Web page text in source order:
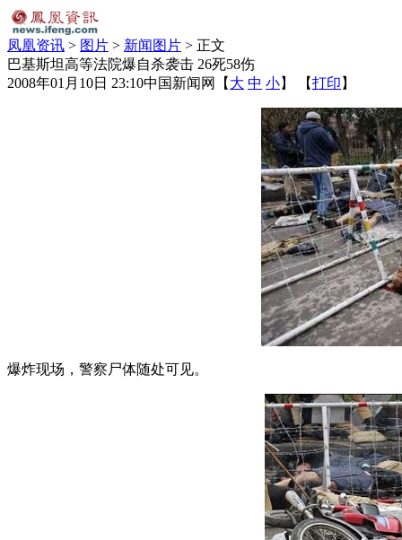
凤凰资讯 > 图片 > 新闻图片 > 正文
巴基斯坦高等法院爆自杀袭击 26死58伤
2008年01月10日 23:10中国新闻网 【 大 中 小】 【打印 】
爆炸现场，警察尸体随处可见。